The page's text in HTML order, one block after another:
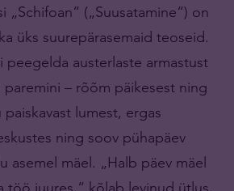
(„Suusatamine“) on
üks suurepärasemaid teoseid.
peegelda austerlaste armastust
paremini – rõõm päikesest ning
lumest, ergas
ning soov pühapäev
asemel mäel. „Halb päev mäel